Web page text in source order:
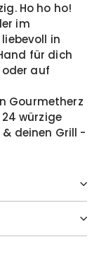
Ho ho ho!
im
in
für dich
auf
Gourmetherz
würzige
deinen Grill -